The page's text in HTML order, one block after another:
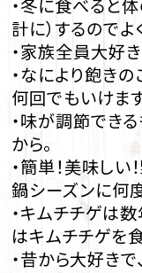
・冬に食べると
計に）するのでよ
・家族全員大好き
・なにより飽き
何回でもいけます
・味が調節でき
から。
・簡単！美味しい
鍋シーズンに何
・キムチチゲは
はキムチチゲを
・昔から大好きで